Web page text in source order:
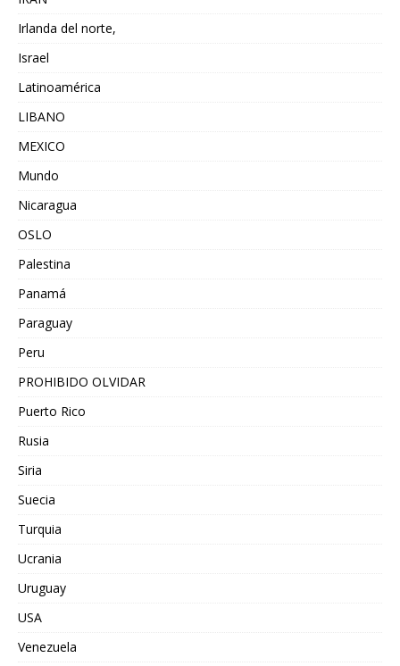
Irlanda del norte,
Israel
Latinoamérica
LIBANO
MEXICO
Mundo
Nicaragua
OSLO
Palestina
Panamá
Paraguay
Peru
PROHIBIDO OLVIDAR
Puerto Rico
Rusia
Siria
Suecia
Turquia
Ucrania
Uruguay
USA
Venezuela